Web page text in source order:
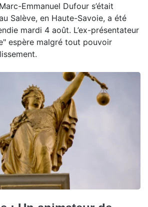
Emmanuel Dufour s’était
Salève, en Haute-Savoie, a été
mardi 4 août. L’ex-présentateur
espère malgré tout pouvoir